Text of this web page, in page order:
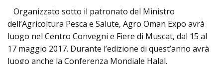
Organizzato sotto il patronato del Ministro
dell’Agricoltura Pesca e Salute, Agro Oman Expo avrà
luogo nel Centro Convegni e Fiere di Muscat, dal 15 al
17 maggio 2017. Durante l’edizione di quest’anno avrà
luogo anche la Conferenza Mondiale Halal.